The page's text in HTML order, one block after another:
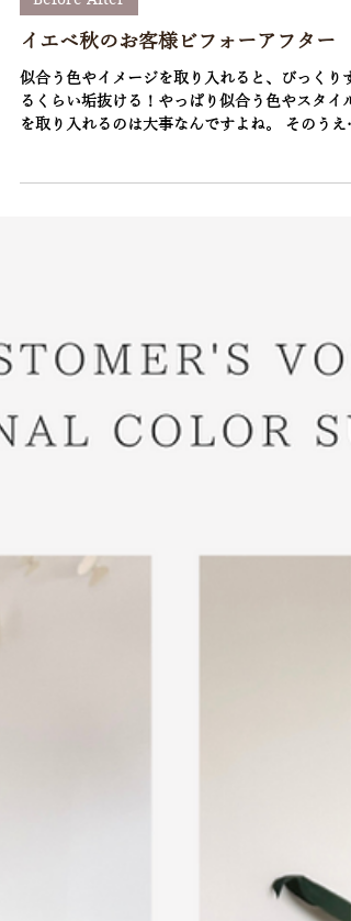
読了時間: 3分
Before After
イエベ秋のお客様ビフォーアフター
似合う色やイメージを取り入れると、びっくりす